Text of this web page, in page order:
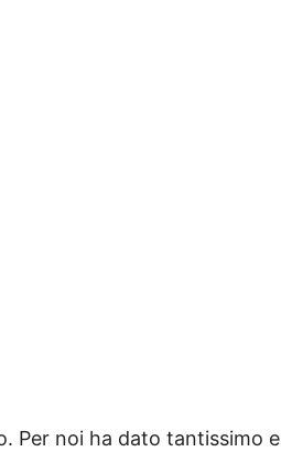
Per noi ha dato tantissimo e